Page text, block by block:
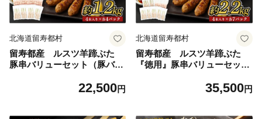
北海道留寿都村
留寿都産 ルスツ羊蹄ぶた
豚串バリューセット（豚バラ
22,500円
北海道留寿都村
留寿都産 ルスツ羊蹄ぶた
『徳用』豚串バリューセット
2.2kg】）【28002】35,500円